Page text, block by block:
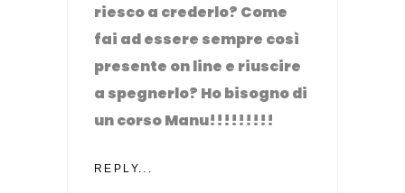
riesco a crederlo? Come
fai ad essere sempre così
presente on line e riuscire
a spegnerlo? Ho bisogno di
un corso Manu!!!!!!!!!
REPLY...